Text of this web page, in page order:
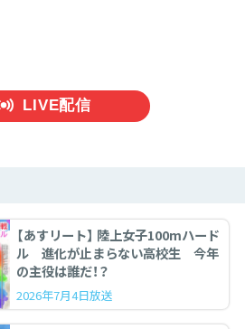
LIVE配信
【あすリート】 陸上女子100mハード
ル 進化が止まらない高校生 今年
の主役は誰だ！？
2026年7月4日放送